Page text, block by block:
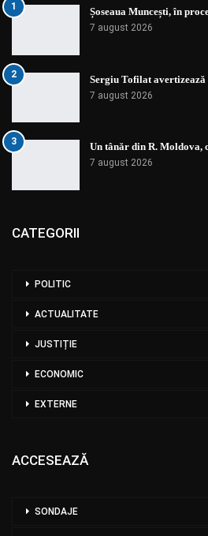
1 Șoseaua Muncești, în
7 august 2026
2 Sergiu Tofilat
7 august 2026
3 Un tânăr din R. Moldova,
7 august 2026
CATEGORII
POLITIC
ACTUALITATE
JUSTIȚIE
ECONOMIC
EXTERNE
ACCESEAZĂ
SONDAJE